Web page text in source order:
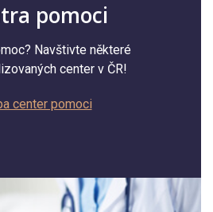
pomoci
Navštivte některé
center v ČR!
center pomoci